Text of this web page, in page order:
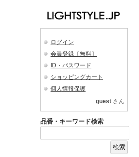
ログイン
会員登録〔無料〕
ID・パスワード
ショッピングカート
個人情報保護
guest さん
品番・キーワード検索